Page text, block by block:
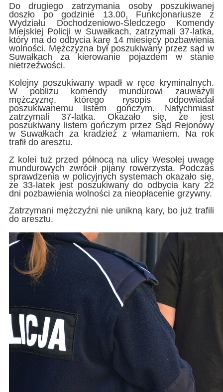
Do drugiego zatrzymania osoby poszukiwanej
doszło po godzinie 13.00. Funkcjonariusze z
Wydziału Dochodzeniowo-Śledczego Komendy
Miejskiej Policji w Suwałkach, zatrzymali 37-latka,
który ma do odbycia karę 14 miesięcy pozbawienia
wolności. Mężczyzna był poszukiwany przez sąd w
Suwałkach za kierowanie pojazdem w stanie
nietrzeźwości.
Kolejny poszukiwany wpadł w ręce kryminalnych.
W pobliżu komendy mundurowi zauważyli
mężczyznę, którego rysopis odpowiadał
poszukiwanemu listem gończym. Natychmiast
zatrzymali 37-latka. Okazało się, że jest
poszukiwany listem gończym przez Sąd Rejonowy
w Suwałkach za kradzież z włamaniem. Na rok
trafił do aresztu.
Z kolei tuż przed północą na ulicy Wesołej uwagę
mundurowych zwrócił pijany rowerzysta. Podczas
sprawdzenia w policyjnych systemach okazało się,
że 33-latek jest poszukiwany do odbycia kary 22
dni pozbawienia wolności za nieopłacenie grzywny.
Zatrzymani mężczyźni nie unikną kary, bo już trafili
do aresztu.